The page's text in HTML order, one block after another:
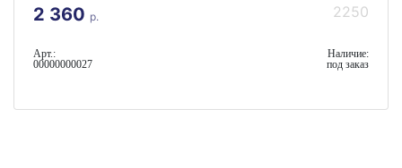
2 360 р.
2250
Арт.:
00000000027
Наличие:
под заказ